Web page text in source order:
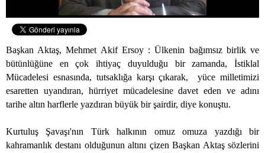
Başkan Aktaş, Mehmet Akif Ersoy : Ülkenin bağımsız birlik ve
bütünlüğüne en çok ihtiyaç duyulduğu bir zamanda, İstiklal
Mücadelesi esnasında, tutsaklığa karşı çıkarak,
yüce milletimizi
esaretten uyandıran, hürriyet mücadelesine davet eden ve adını
tarihe altın harflerle yazdıran büyük bir şairdir, diye konuştu.
Kurtuluş Şavaşı'nın Türk halkının omuz omuza yazdığı bir
kahramanlık destanı olduğunun altını çizen Başkan Aktaş sözlerini